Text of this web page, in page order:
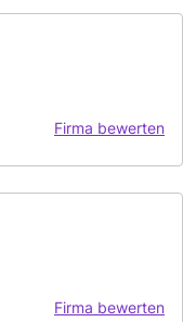
Firma bewerten
Firma bewerten